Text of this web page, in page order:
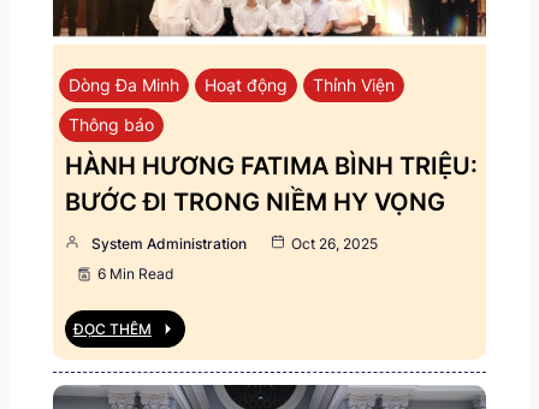
Dòng Đa Minh Hoạt động
Thỉnh Viện
Thông báo
HÀNH HƯƠNG FATIMA BÌNH TRIỆU:
BƯỚC ĐI TRONG NIỀM HY VỌNG
System Administration
Oct 26, 2025
6 Min Read
ĐỌC THÊM